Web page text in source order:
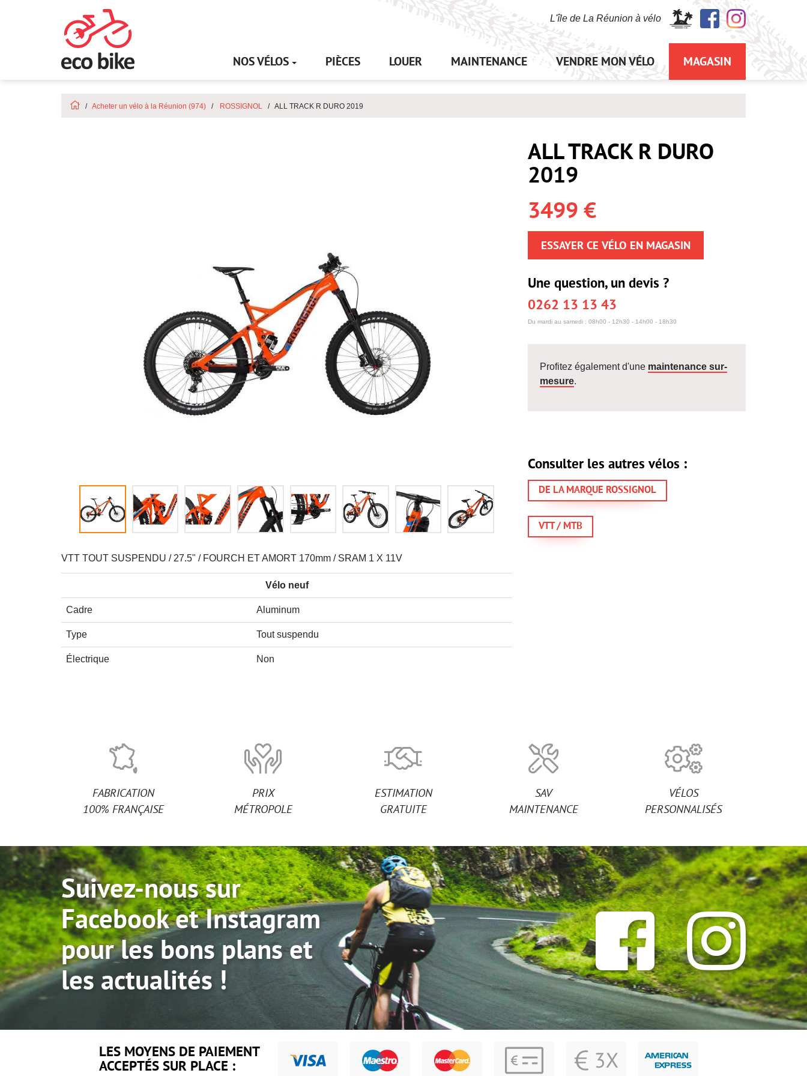
L'île de La Réunion à vélo
NOS VÉLOS PIÈCES LOUER MAINTENANCE VENDRE MON VÉLO MAGASIN
Acheter un vélo à la Réunion (974) ROSSIGNOL ALL TRACK R DURO 2019
ALL TRACK R DURO
2019
VTT TOUT SUSPENDU / 27.5" / FOURCH ET AMORT 170mm / SRAM 1 X 11V
Vélo neuf
Cadre Aluminum
Type Tout suspendu
Électrique Non
3499 €
ESSAYER CE VÉLO EN MAGASIN
Une question, un devis ?
0262 13 13 43
Du mardi au samedi : 08h00 - 12h30 - 14h00 - 18h30
Profitez également d'une maintenance sur-
mesure.
Consulter les autres vélos :
DE LA MARQUE ROSSIGNOL
VTT / MTB
FABRICATION
100% FRANÇAISE
PRIX
MÉTROPOLE
ESTIMATION
GRATUITE
SAV
MAINTENANCE
VÉLOS
PERSONNALISÉS
Suivez-nous sur
Facebook et Instagram
pour les bons plans et
les actualités !
LES MOYENS DE PAIEMENT
ACCEPTÉS SUR PLACE :